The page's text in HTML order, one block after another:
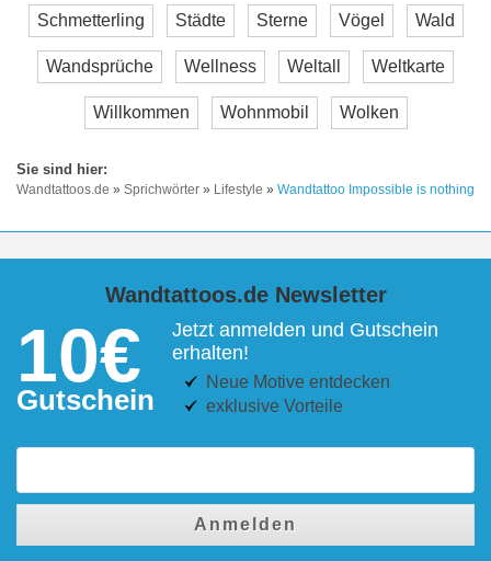
Schmetterling Städte Sterne Vögel Wald
Wandsprüche Wellness Weltall Weltkarte
Willkommen Wohnmobil Wolken
Wandtattoos.de » Sprichwörter » Lifestyle » Wandtattoo Impossible is nothing
Wandtattoos.de Newsletter
10€
Gutschein
Jetzt anmelden und Gutschein
erhalten!
Neue Motive entdecken
exklusive Vorteile
Anmelden